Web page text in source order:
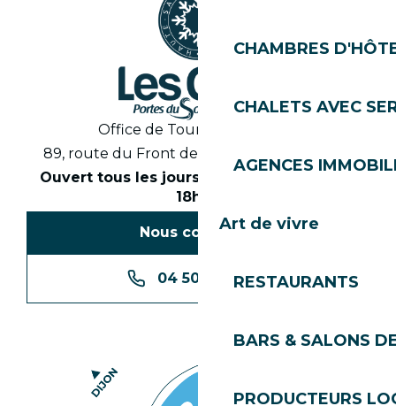
CHAMBRES
CHALETS AVEC
AGENCES
Art de vivre
RESTAURANTS
BARS & SALONS
PRODUCTEURS
Office de Tourisme des Gets
89, route du Front de Neige 74260 Les Gets
Ouvert tous les jours en saison de 8h30 à
18h30
Nous contacter
04 50 74 74 74